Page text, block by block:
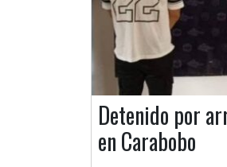
Detenido por
en Carabobo